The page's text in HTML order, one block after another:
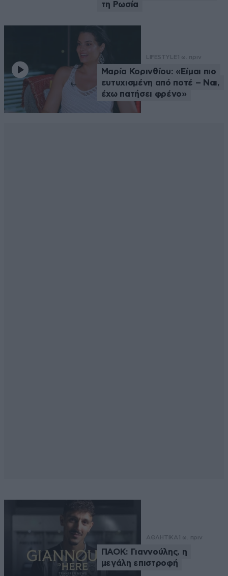
τη Ρωσία
LIFESTYLE 1 ω. πριν
Μαρία Κορινθίου: «Είμαι πιο
ευτυχισμένη από ποτέ – Ναι,
έχω πατήσει φρένο»
ΑΘΛΗΤΙΚΑ 1 ω. πριν
ΠΑΟΚ: Γιαννούλης, η
μεγάλη επιστροφή